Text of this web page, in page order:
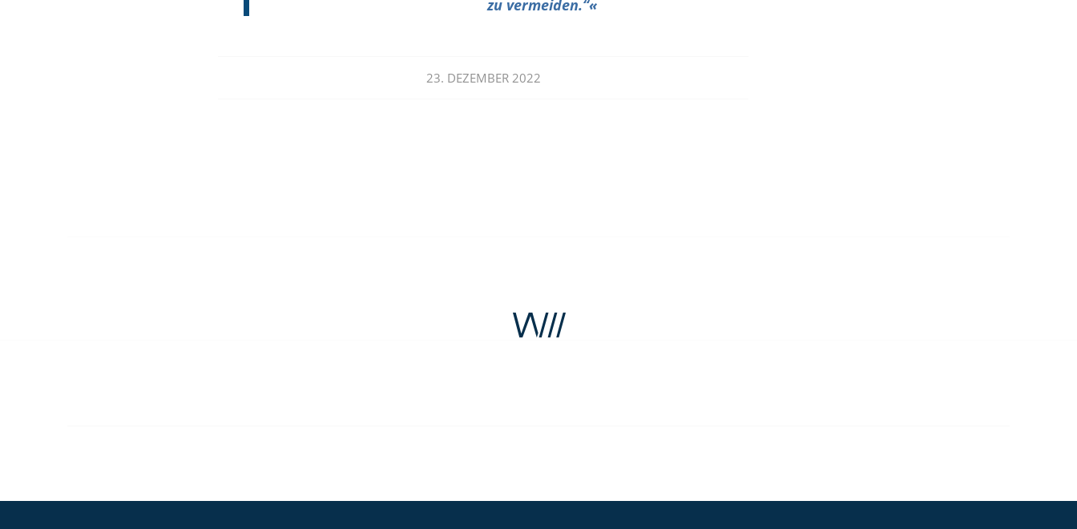
zu vermeiden.“«
23. DEZEMBER 2022